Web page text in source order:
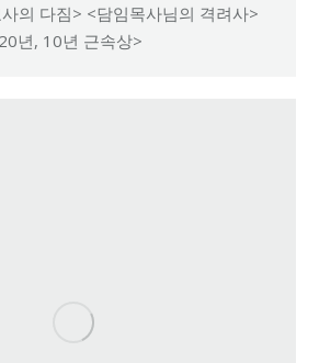
의 다짐> <담임목사님의 격려사>
년, 10년 근속상>